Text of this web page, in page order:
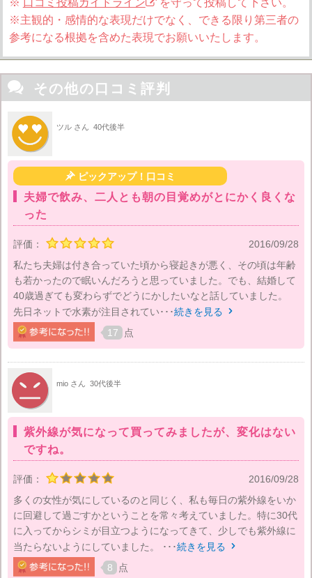
※ 口コミ投稿ガイドライン
を守って投稿して下さい。
※主観的・感情的な表現だけでなく、できる限り第三者の
参考になる根拠を含めた表現でお願いいたします。
 その他の口コミ評判
ツル さん 40代後半
ピックアップ！口コミ
夫婦で飲み、二人とも朝の目覚めがとにかく良くな
った
評価：
2016/09/28
私たち夫婦は付き合っていた頃から寝起きが悪く、その頃は年齢
も若かったので眠いんだろうと思っていました。でも、結婚して
40歳過ぎても変わらずでどうにかしたいなと話していました。
先日ネットで水素が注目されてい･･･続きを見る 
17 点
mio さん 30代後半
紫外線が気になって買ってみましたが、変化はない
ですね。
評価：
2016/09/28
多くの女性が気にしているのと同じく、私も毎日の紫外線をいか
に回避して過ごすかということを常々考えていました。特に30代
に入ってからシミが目立つようになってきて、少しでも紫外線に
当たらないようにしていました。 ･･･続きを見る 
8 点